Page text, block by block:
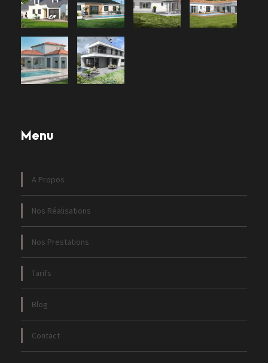
Menu
A Propos
Nos Réalisations
Nos Prestations
Tarifs
Blog
Contact